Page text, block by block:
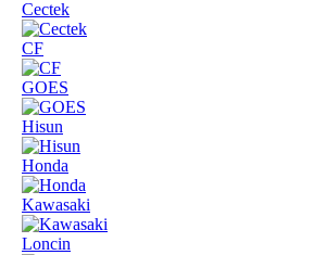
Cectek
CF
GOES
Hisun
Honda
Kawasaki
Loncin